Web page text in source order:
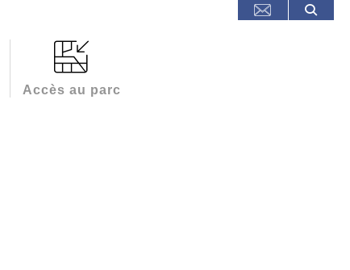
Accès au parc